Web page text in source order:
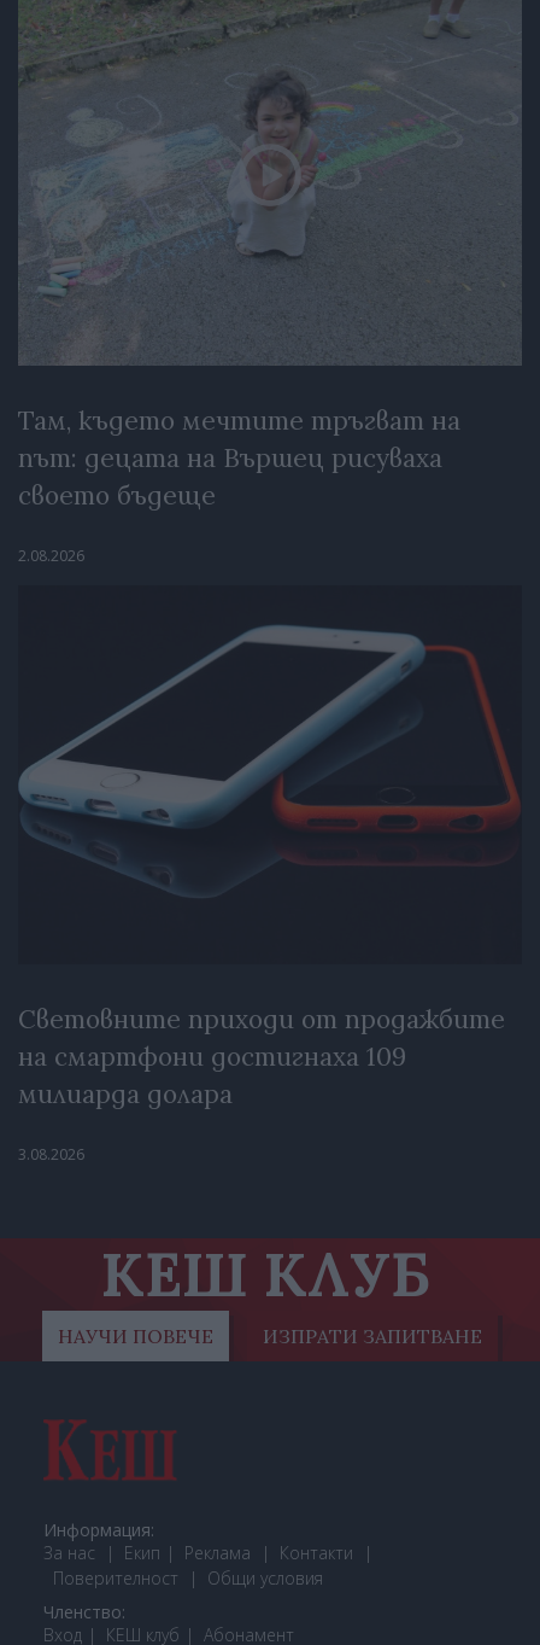
Там, където мечтите тръгват на
път: децата на Вършец рисуваха
своето бъдеще
2.08.2026
Световните приходи от продажбите
на смартфони достигнаха 109
милиарда долара
3.08.2026
КЕШ КЛУБ
НАУЧИ ПОВЕЧЕ ИЗПРАТИ ЗАПИТВАНЕ
Информация:
За нас
Екип Реклама
Контакти
Поверителност
Общи условия
Членство:
Вход
КЕШ клуб Абонамент